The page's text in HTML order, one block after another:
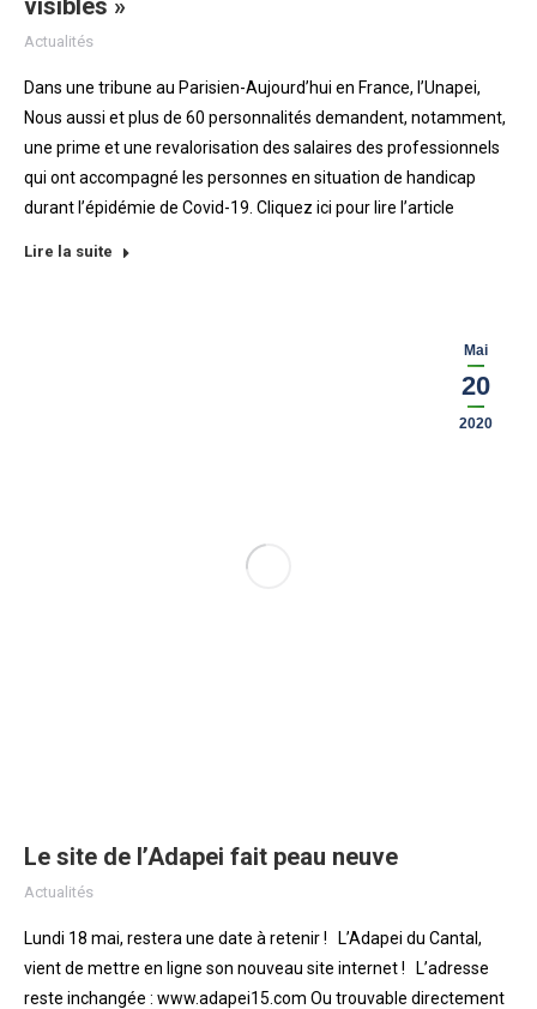
visibles »
Actualités
Dans une tribune au Parisien-Aujourd’hui en France, l’Unapei,
Nous aussi et plus de 60 personnalités demandent, notamment,
une prime et une revalorisation des salaires des professionnels
qui ont accompagné les personnes en situation de handicap
durant l’épidémie de Covid-19. Cliquez ici pour lire l’article
Lire la suite
Mai
20
2020
Le site de l’Adapei fait peau neuve
Actualités
Lundi 18 mai, restera une date à retenir ! L’Adapei du Cantal,
vient de mettre en ligne son nouveau site internet ! L’adresse
reste inchangée : www.adapei15.com Ou trouvable directement